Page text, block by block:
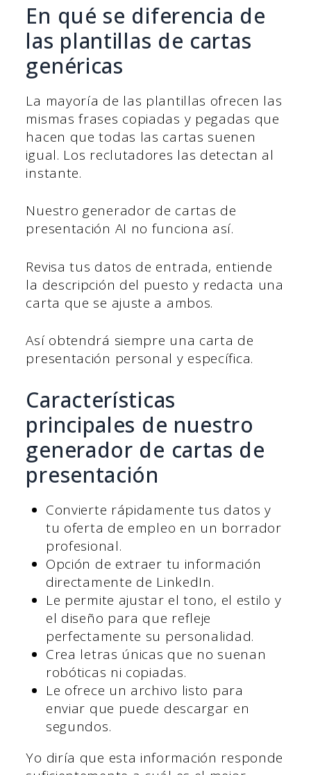
En qué se diferencia de
las plantillas de cartas
genéricas
La mayoría de las plantillas ofrecen las
mismas frases copiadas y pegadas que
hacen que todas las cartas suenen
igual. Los reclutadores las detectan al
instante.
Nuestro generador de cartas de
presentación AI no funciona así.
Revisa tus datos de entrada, entiende
la descripción del puesto y redacta una
carta que se ajuste a ambos.
Así obtendrá siempre una carta de
presentación personal y específica.
Características
principales de nuestro
generador de cartas de
presentación
Convierte rápidamente tus datos y
tu oferta de empleo en un borrador
profesional.
Opción de extraer tu información
directamente de LinkedIn.
Le permite ajustar el tono, el estilo y
el diseño para que refleje
perfectamente su personalidad.
Crea letras únicas que no suenan
robóticas ni copiadas.
Le ofrece un archivo listo para
enviar que puede descargar en
segundos.
Yo diría que esta información responde